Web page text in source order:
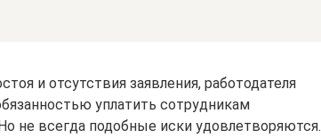
и отсутствия заявления, работодателя
уплатить сотрудникам
не всегда подобные иски удовлетворяются.